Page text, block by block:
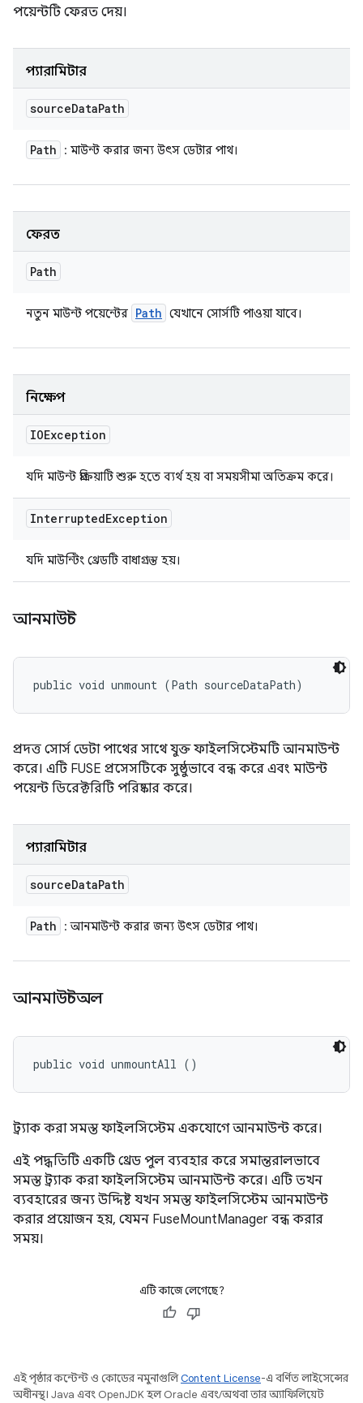
পয়েন্টটি ফেরত দেয়।
প্যারামিটার
sourceDataPath
Path : মাউন্ট করার জন্য উৎস ডেটার পাথ।
ফেরত
Path
নতুন মাউন্ট পয়েন্টের Path যেখানে সোর্সটি পাওয়া যাবে।
নিক্ষেপ
IOException
যদি মাউন্ট প্রক্রিয়াটি শুরু হতে ব্যর্থ হয় বা সময়সীমা অতিক্রম করে।
InterruptedException
যদি মাউন্টিং থ্রেডটি বাধাগ্রস্ত হয়।
আনমাউন্ট
public void unmount (Path sourceDataPath)
প্রদত্ত সোর্স ডেটা পাথের সাথে যুক্ত ফাইলসিস্টেমটি আনমাউন্ট
করে। এটি FUSE প্রসেসটিকে সুষ্ঠুভাবে বন্ধ করে এবং মাউন্ট
পয়েন্ট ডিরেক্টরিটি পরিষ্কার করে।
প্যারামিটার
sourceDataPath
Path : আনমাউন্ট করার জন্য উৎস ডেটার পাথ।
আনমাউন্টঅল
public void unmountAll ()
ট্র্যাক করা সমস্ত ফাইলসিস্টেম একযোগে আনমাউন্ট করে।
এই পদ্ধতিটি একটি থ্রেড পুল ব্যবহার করে সমান্তরালভাবে
সমস্ত ট্র্যাক করা ফাইলসিস্টেম আনমাউন্ট করে। এটি তখন
ব্যবহারের জন্য উদ্দিষ্ট যখন সমস্ত ফাইলসিস্টেম আনমাউন্ট
করার প্রয়োজন হয়, যেমন FuseMountManager বন্ধ করার
সময়।
এটি কাজে লেগেছে?
এই পৃষ্ঠার কন্টেন্ট ও কোডের নমুনাগুলিContent License-এ বর্ণিত লাইসেন্সের
অধীনস্থ। Java এবং OpenJDK হল Oracle এবং/অথবা তার অ্যাফিলিয়েট